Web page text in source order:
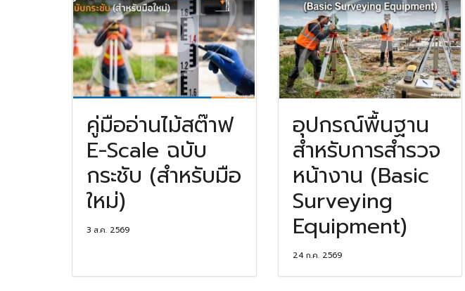
คู่มืออ่านไม้สต๊าฟ
E-Scale ฉบับ
กระชับ (สำหรับมือ
ใหม่)
3 ส.ค. 2569
อุปกรณ์พื้นฐาน
สำหรับการสำรวจ
หน้างาน (Basic
Surveying
Equipment)
24 ก.ค. 2569